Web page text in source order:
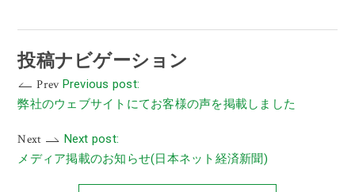
投稿ナビゲーション
Prev Previous post:
弊社のウェブサイトにてお客様の声を掲載しました
Next
Next post:
メディア掲載のお知らせ(日本ネット経済新聞)